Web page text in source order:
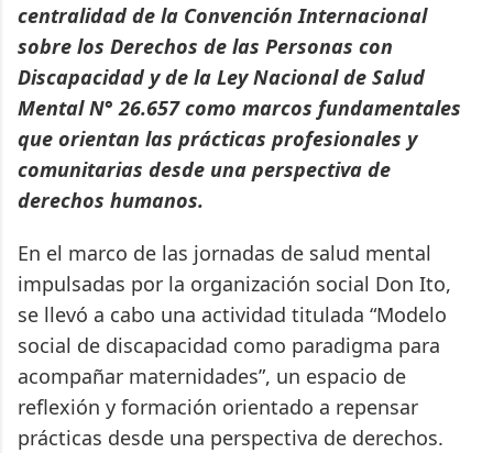
centralidad de la Convención Internacional
sobre los Derechos de las Personas con
Discapacidad y de la Ley Nacional de Salud
Mental N° 26.657 como marcos fundamentales
que orientan las prácticas profesionales y
comunitarias desde una perspectiva de
derechos humanos.
En el marco de las jornadas de salud mental
impulsadas por la organización social Don Ito,
se llevó a cabo una actividad titulada “Modelo
social de discapacidad como paradigma para
acompañar maternidades”, un espacio de
reflexión y formación orientado a repensar
prácticas desde una perspectiva de derechos.